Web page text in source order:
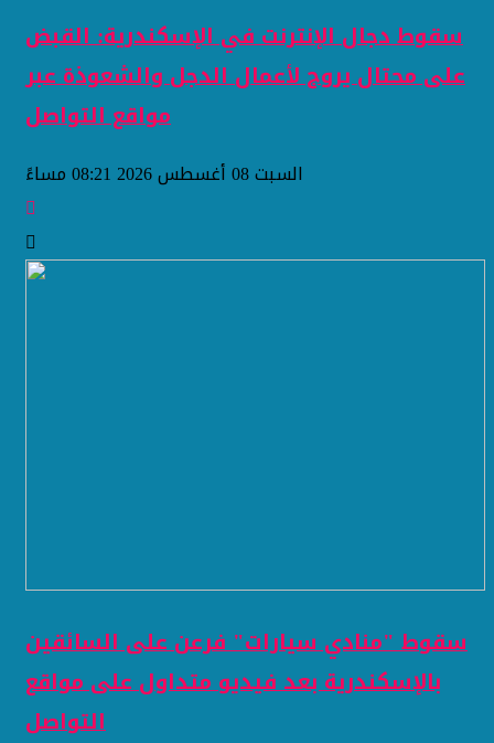
سقوط دجال الإنترنت في الإسكندرية: القبض
على محتال يروج لأعمال الدجل والشعوذة عبر
مواقع التواصل
السبت 08 أغسطس 2026 08:21 مساءً
سقوط "منادي سيارات" فرعن على السائقين
بالإسكندرية بعد فيديو متداول على مواقع
التواصل